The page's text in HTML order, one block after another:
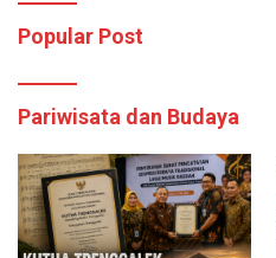
Popular Post
Pariwisata dan Budaya